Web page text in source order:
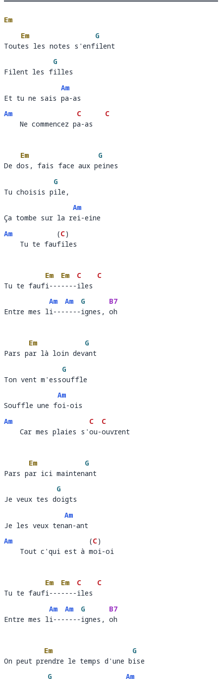
Em
Tout
Em
es les notes s'enf
G
i
Toutes les notes s'enfilent
Filent les f
G
i
Filent les filles
Et tu ne sais
Am
pa-as
Et tu ne sais pa-as
Am
    Ne commencez p
C
a-as
C
    Ne commencez pa-as
De d
Em
os, fais face aux p
G
e
De dos, fais face aux peines
Tu choisis p
G
ile,
Tu choisis pile,
Ça tombe sur la r
Am
ei-
Ça tombe sur la rei-eine
Am
    Tu te fau
(C)
il
    Tu te faufiles
Tu te fauf
Em
i---
Em
----
C
iles
C
Tu te faufi-------iles
Entre mes l
Am
i---
Am
----
G
ignes,
B7
oh
Entre mes li-------ignes, oh
Pars p
Em
ar là loin dev
G
a
Pars par là loin devant
Ton vent m'ess
G
o
Ton vent m'essouffle
Souffle une f
Am
oi
Souffle une foi-ois
Am
    Car mes plaies s'
C
ou-
C
o
    Car mes plaies s'ou-ouvrent
Pars p
Em
ar ici mainten
G
a
Pars par ici maintenant
Je veux tes d
G
o
Je veux tes doigts
Je les veux ten
Am
an-a
Je les veux tenan-ant
Am
    Tout c'qui est à
(C)
oi-o
    Tout c'qui est à moi-oi
Tu te fauf
Em
i---
Em
----
C
iles
C
Tu te faufi-------iles
Entre mes l
Am
i---
Am
----
G
ignes,
B7
oh
Entre mes li-------ignes, oh
On peut pr
Em
endre le temps d'une b
G
i
On peut prendre le temps d'une bise
G
Am